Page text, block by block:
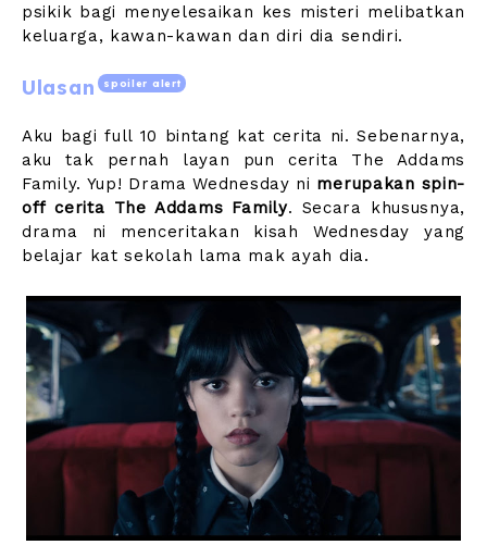
psikik bagi menyelesaikan kes misteri melibatkan
keluarga, kawan-kawan dan diri dia sendiri.
Ulasan spoiler alert
Aku bagi full 10 bintang kat cerita ni. Sebenarnya,
aku tak pernah layan pun cerita The Addams
Family. Yup! Drama Wednesday ni merupakan spin-
off cerita The Addams Family. Secara khususnya,
drama ni menceritakan kisah Wednesday yang
belajar kat sekolah lama mak ayah dia.